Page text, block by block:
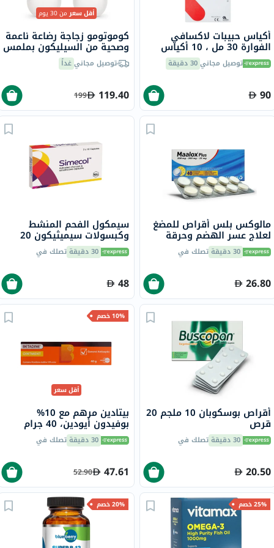
أكياس حبيبات لاكسافي
الفوارة 30 مل ، 10 أكياس
توصيل مجاني30 دقيقة
90
أقل سعرمن 30 يوم
كوموتومو زجاجة رضاعة ناعمة
وصحية من السيليكون بملمس
طبيعي، لون وردي/أبيض، 250
مل، حزمة من قطعتين
توصيل مجانيغداً
119.40
199
مالوكس بلس أقراص للمضغ
لعلاج عسر الهضم وحرقة
المعدة بنكهة الليمون، حزمة
من 40 30 دقيقة تصلك في
26.80
سيمكول الفحم المنشط
وكبسولات سيميثيكون 20
كبسولة30 دقيقة تصلك في
48
أقراص بوسكوبان 10 ملجم 20
قرص
30 دقيقة تصلك في
20.50
10% خصم
أقل سعر
بيتادين مرهم مع 10%
بوفيدون أيودين، 40 جرام
30 دقيقة تصلك في
47.61
52.90
25% خصم 20% خصم